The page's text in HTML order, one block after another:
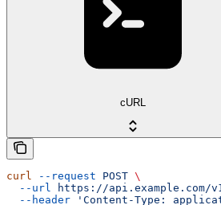
cURL
curl --request POST \
  --url
https://api.example.com/
  --header
'Content-Type: